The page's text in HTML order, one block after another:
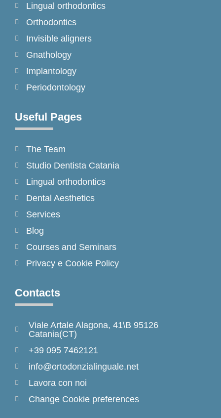
o
k
-
f
r
a
m
Lingual orthodontics
Orthodontics
Invisible aligners
Gnathology
Implantology
Periodontology
Useful Pages
The Team
Studio Dentista Catania
Lingual orthodontics
Dental Aesthetics
Services
Blog
Courses and Seminars
Privacy e Cookie Policy
Contacts
Viale Artale Alagona, 41\B 95126
Catania(CT)
+39 095 7462121
info@ortodonzialinguale.net
Lavora con noi
Change Cookie preferences